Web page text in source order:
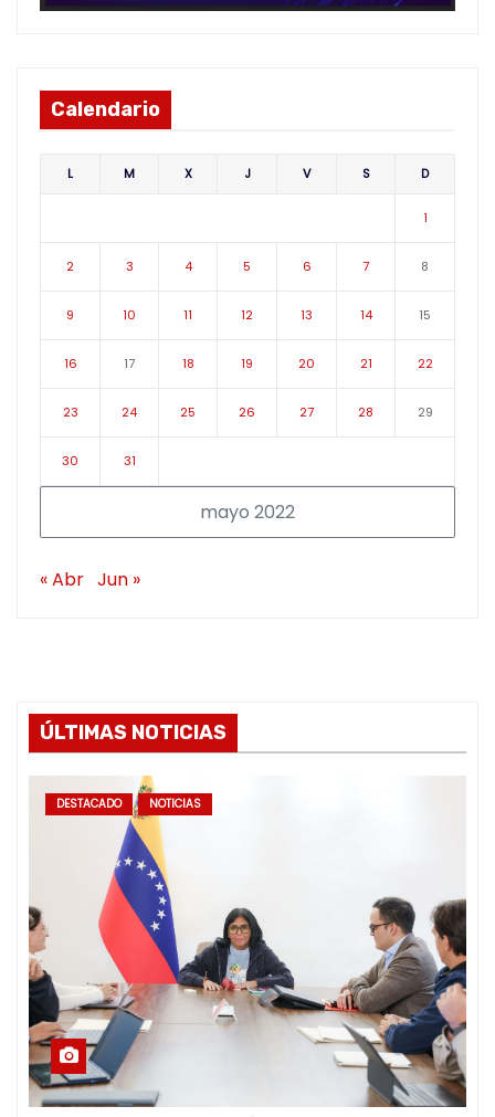
Calendario
mayo 2022
L M X J V S D
1
2 3 4 5 6 7 8
9 10 11 12 13 14 15
16 17 18 19 20 21 22
23 24 25 26 27 28 29
30 31
« Abr Jun »
ÚLTIMAS NOTICIAS
DESTACADO NOTICIAS